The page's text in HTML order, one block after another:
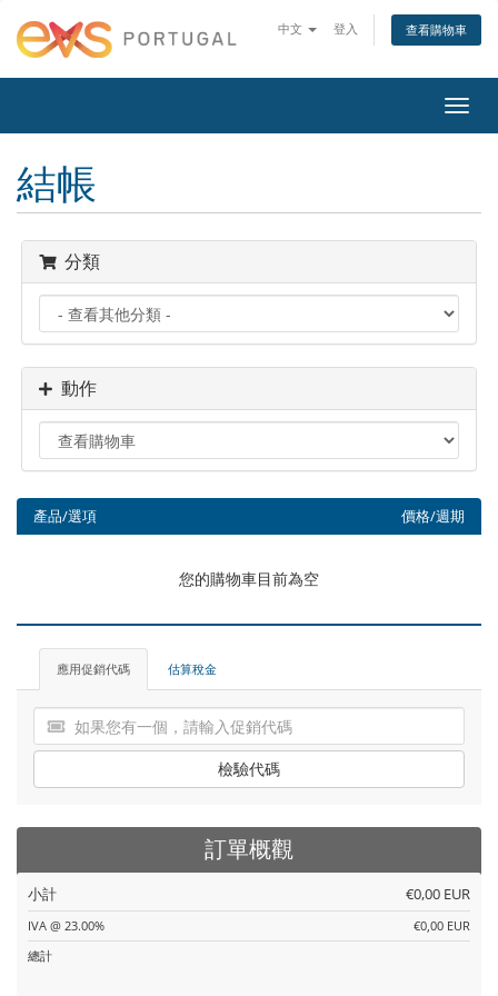
中文 登入 查看購物車
切
換
結帳
分類
動作
產品/選項 價格/週期
您的購物車目前為空
應用促銷代碼 估算稅金
檢驗代碼
訂單概觀
小計 €0,00 EUR
IVA @ 23.00%
€0,00 EUR
總計